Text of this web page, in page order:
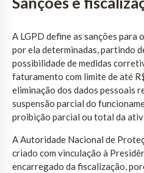
A LGPD define as sanções para
por ela determinadas, partindo
possibilidade de medidas
faturamento com limite de até
eliminação dos dados pessoais
suspensão parcial do
proibição parcial ou total da
A Autoridade Nacional de
criado com vinculação à
encarregado da fiscalização,